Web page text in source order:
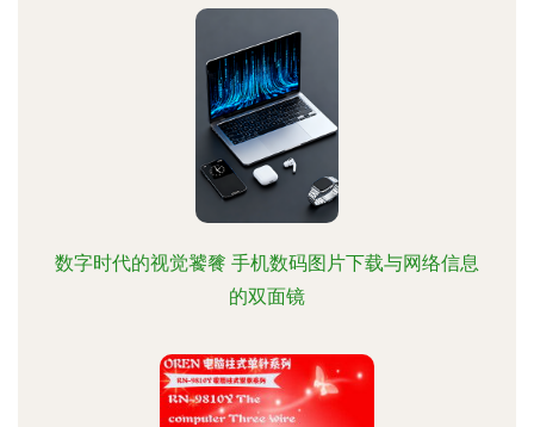
数字时代的视觉饕餮 手机数码图片下载与网络信息
的双面镜